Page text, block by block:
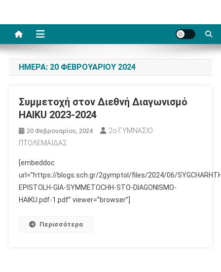
ΗΜΈΡΑ: 20 ΦΕΒΡΟΥΑΡΊΟΥ 2024
Συμμετοχή στον Διεθνή Διαγωνισμό
HAIKU 2023-2024
20 Φεβρουαρίου, 2024
2ο ΓΥΜΝΑΣΙΟ
ΠΤΟΛΕΜΑΪΔΑΣ
[embeddoc
url=”https://blogs.sch.gr/2gymptol/files/2024/06/
EPISTOLH-GIA-SYMMETOCHH-STO-DIAGONISMO-
HAIKU.pdf-1.pdf” viewer=”browser”]
Περισσότερα